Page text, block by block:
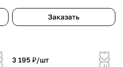
Заказать
3 195 ₽/шт